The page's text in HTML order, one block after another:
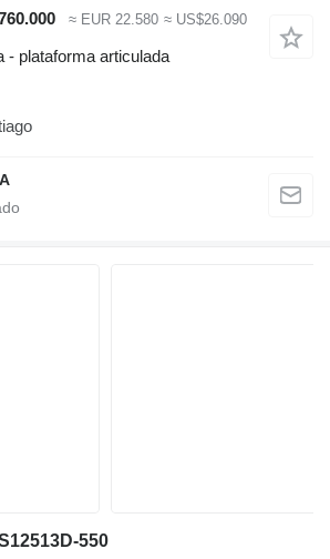
≈ EUR 22.580 ≈ US$26.090
- plataforma articulada
550